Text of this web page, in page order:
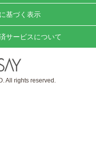
基づく表示
サービスについて
All rights reserved.